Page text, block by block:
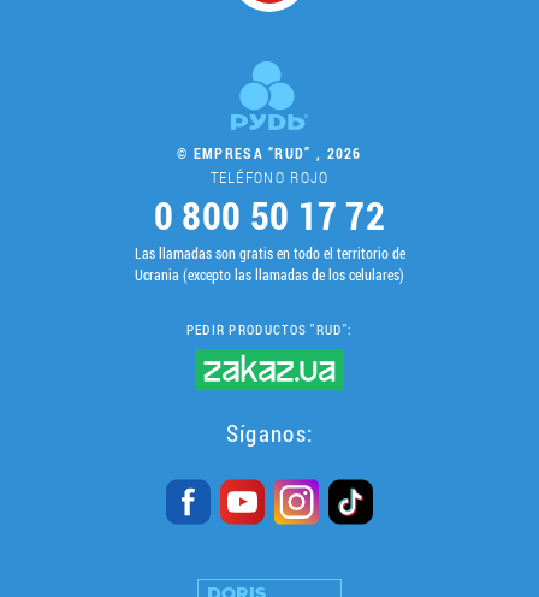
© EMPRESA “RUD” , 2026
TELÉFONO ROJO
0 800 50 17 72
Las llamadas son gratis en todo el territorio de
Ucrania (excepto las llamadas de los celulares)
PEDIR PRODUCTOS "RUD":
Síganos: